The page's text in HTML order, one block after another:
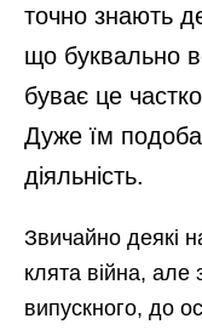
точно знають
що буквально
буває це
Дуже їм
діяльність.
Звичайно деякі
клята війна, але
випускного, до